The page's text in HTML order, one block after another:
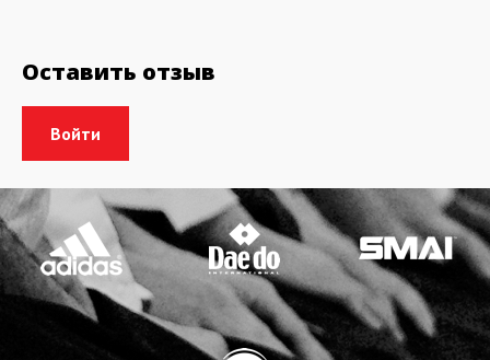
Оставить отзыв